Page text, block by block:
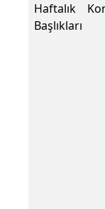
Haftalık
Başlıkları